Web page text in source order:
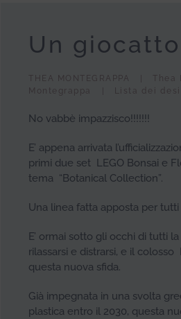
Un
THEA MONTEGRAPPA
Thea
Montegrappa
Lista dei
No vabbè impazzisco!!!!!!!
E’ appena arrivata
primi due set LEGO Bonsai e
tema “Botanical Collection”.
Una linea fatta apposta per
E’ ormai sotto gli occhi di tutti
rilassarsi e distrarsi, e il
questa nuova sfida.
Già impegnata in una svolta
plastica entro il 2030, questa